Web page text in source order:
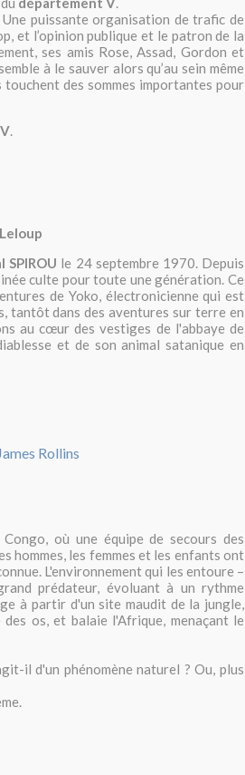
puissante organisation de trafic de
et l’opinion publique et le patron de la
ses amis Rose, Assad, Gordon et
à le sauver alors qu’au sein même
des sommes importantes pour
.
SPIROU le 24 septembre 1970. Depuis
culte pour toute une génération. Ce
de Yoko, électronicienne qui est
tantôt dans des aventures sur terre en
au cœur des vestiges de l'abbaye de
et de son animal satanique en
où une équipe de secours des
hommes, les femmes et les enfants ont
L'environnement qui les entoure –
prédateur, évoluant à un rythme
à partir d'un site maudit de la jungle,
os, et balaie l'Afrique, menaçant le
il d'un phénomène naturel ? Ou, plus